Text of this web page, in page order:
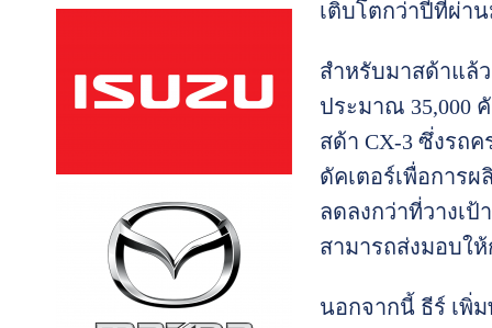
เติบโตกว่าปีที่ผ่า
สำหรับมาสด้าแล้
ประมาณ 35,000
สด้า CX-3 ซึ่งรถ
ดัคเตอร์เพื่อการ
ลดลงกว่าที่วางเ
สามารถส่งมอบใ
นอกจากนี้ ธีร์ เพิ่